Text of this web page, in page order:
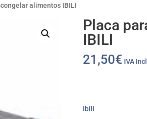
alimentos IBILI
Placa
IBILI
21,50€ IVA
Ibili